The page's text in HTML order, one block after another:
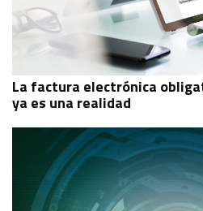
La factura electrónica
ya es una realidad